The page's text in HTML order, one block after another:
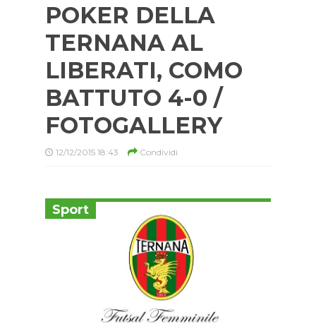
POKER DELLA
TERNANA AL
LIBERATI, COMO
BATTUTO 4-0 /
FOTOGALLERY
12/12/2015 18:43 Condividi
Sport